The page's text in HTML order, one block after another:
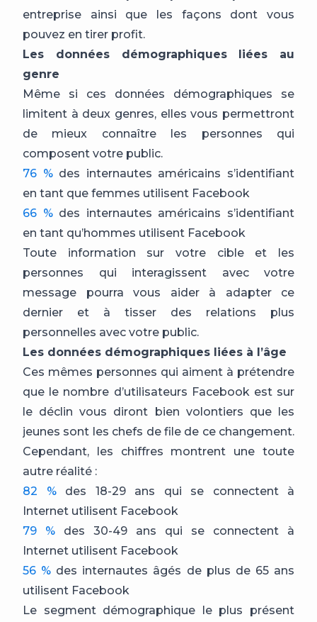
entreprise ainsi que les façons dont vous
pouvez en tirer profit.
Les données démographiques liées au
genre
Même si ces données démographiques se
limitent à deux genres, elles vous permettront
de mieux connaître les personnes qui
composent votre public.
76 % des internautes américains s’identifiant
en tant que femmes utilisent Facebook
66 %des internautes américains s’identifiant
en tant qu’hommes utilisent Facebook
Toute information sur votre cible et les
personnes qui interagissent avec votre
message pourra vous aider à adapter ce
dernier et à tisser des relations plus
personnelles avec votre public.
Les données démographiques liées à l’âge
Ces mêmes personnes qui aiment à prétendre
que le nombre d’utilisateurs Facebook est sur
le déclin vous diront bien volontiers que les
jeunes sont les chefs de file de ce changement.
Cependant, les chiffres montrent une toute
autre réalité :
82 % des 18-29 ans qui se connectent à
Internet utilisent Facebook
79 % des 30-49 ans qui se connectent à
Internet utilisent Facebook
56 % des internautes âgés de plus de 65 ans
utilisent Facebook
Le segment démographique le plus présent